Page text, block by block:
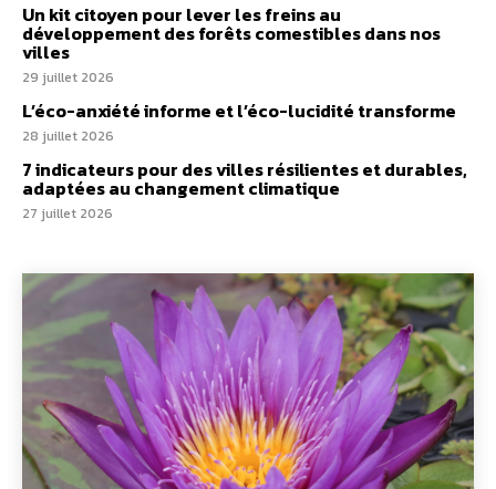
Un kit citoyen pour lever les freins au
développement des forêts comestibles dans nos
villes
29 juillet 2026
L’éco-anxiété informe et l’éco-lucidité transforme
28 juillet 2026
7 indicateurs pour des villes résilientes et durables,
adaptées au changement climatique
27 juillet 2026